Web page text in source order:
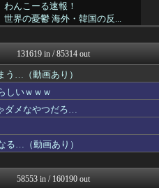
わんこーる速報！
世界の憂鬱 海外・韓国の反...
2ch名人
かせまと！
なんJクエスト
なんJ PRIDE
アニはつ -アニメ発信場-
【サッカー まとめ】サカラ...
鬼女の宅配便 - 修羅場・...
バスケまとめ・COM
なんJクエスト
NEWSまとめもりー｜2c...
ウマ娘うまぴょい速報
131619 in / 85314 out
う…（動画あり）
しいｗｗｗ
ダメなやつだろ…
る…（動画あり）
58553 in / 160190 out